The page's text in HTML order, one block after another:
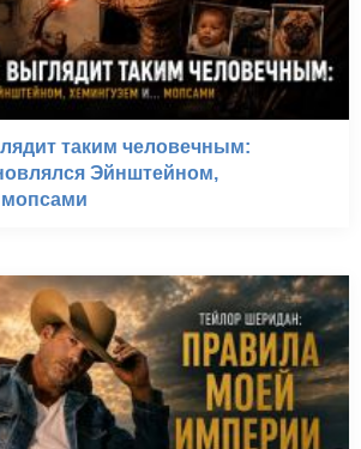
таким человечным:
Эйнштейном,